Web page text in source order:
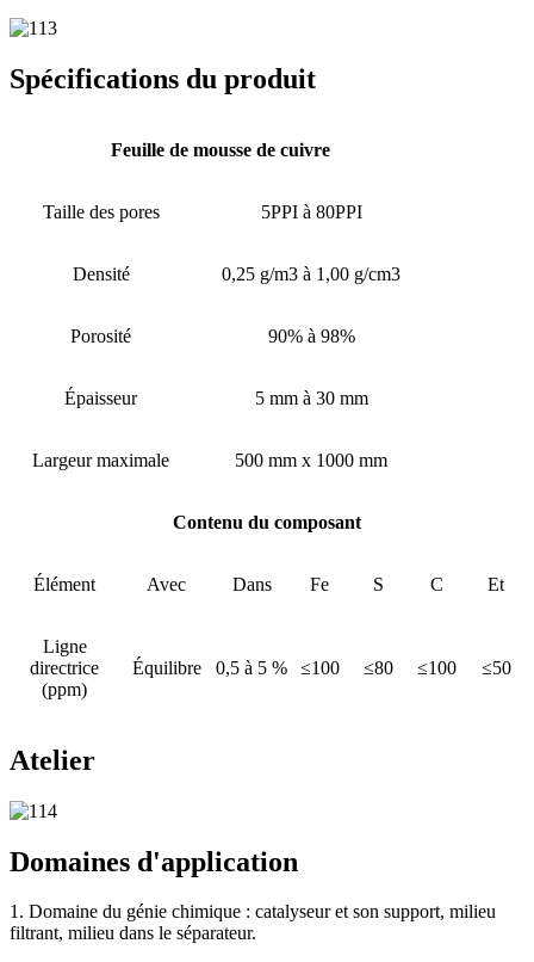
Spécifications du produit
Feuille de mousse de cuivre
Taille des pores 5PPI à 80PPI
Densité 0,25 g/m3 à 1,00 g/cm3
Porosité 90% à 98%
Épaisseur 5 mm à 30 mm
Largeur maximale 500 mm x 1000 mm
Contenu du composant
Élément Avec Dans Fe S C Et
Ligne
directrice
(ppm)
Équilibre 0,5 à 5 % ≤100 ≤80 ≤100 ≤50
Atelier
Domaines d'application
1. Domaine du génie chimique : catalyseur et son support, milieu
filtrant, milieu dans le séparateur.